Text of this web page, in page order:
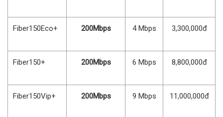
Fiber150Eco+ 200Mbps 4 Mbps 3,300,000đ
Fiber150+ 200Mbps 6 Mbps 8,800,000đ
Fiber150Vip+ 200Mbps 9 Mbps 11,000,000đ